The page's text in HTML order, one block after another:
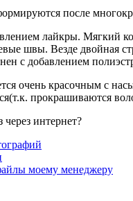
после
лайкры. Мягкий
швы. Везде двойная
с добавлением
очень красочным с
прокрашиваются
через интернет?
моему менеджеру